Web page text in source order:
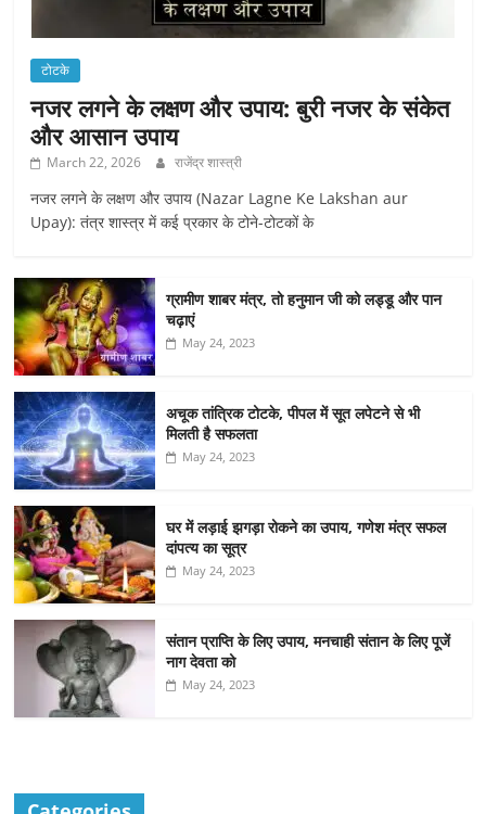
टोटके
नजर लगने के लक्षण और उपाय: बुरी नजर के संकेत
और आसान उपाय
March 22, 2026 राजेंद्र शास्त्री
नजर लगने के लक्षण और उपाय (Nazar Lagne Ke Lakshan aur
Upay): तंत्र शास्त्र में कई प्रकार के टोने-टोटकों के
ग्रामीण शाबर मंत्र, तो हनुमान जी को लड्डू और पान
चढ़ाएं
May 24, 2023
अचूक तांत्रिक टोटके, पीपल में सूत लपेटने से भी
मिलती है सफलता
May 24, 2023
घर में लड़ाई झगड़ा रोकने का उपाय, गणेश मंत्र सफल
दांपत्य का सूत्र
May 24, 2023
संतान प्राप्ति के लिए उपाय, मनचाही संतान के लिए पूजें
नाग देवता को
May 24, 2023